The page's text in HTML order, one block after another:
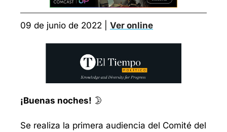
09 de junio de 2022 | Ver online
¡Buenas noches! 🌛
Se realiza la primera audiencia del Comité del